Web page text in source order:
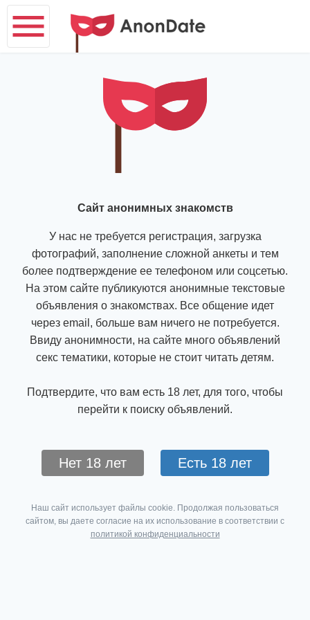
Сайт анонимных знакомств
У нас не требуется регистрация, загрузка
фотографий, заполнение сложной анкеты и тем
более подтверждение ее телефоном или соцсетью.
На этом сайте публикуются анонимные текстовые
объявления о знакомствах. Все общение идет
через email, больше вам ничего не потребуется.
Ввиду анонимности, на сайте много объявлений
секс тематики, которые не стоит читать детям.
Подтвердите, что вам есть 18 лет, для того, чтобы
перейти к поиску объявлений.
Нет 18 лет Есть 18 лет
Наш сайт использует файлы cookie. Продолжая пользоваться
сайтом, вы даете согласие на их использование в соответствии с
политикой конфиденциальности